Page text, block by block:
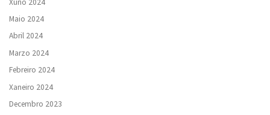
Maio 2024
Abril 2024
Marzo 2024
Febreiro 2024
Xaneiro 2024
Decembro 2023